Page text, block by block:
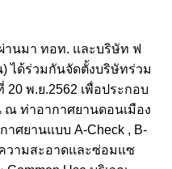
านมา ทอท. และบริษัท ฟ
ได้ร่วมกันจัดตั้งบริษัทร่วม
พ.ย.2562 เพื่อประกอบ
ณ ท่าอากาศยานดอนเมือง
าศยานแบบ A-Check , B-
วามสะอาดและซ่อมแซ